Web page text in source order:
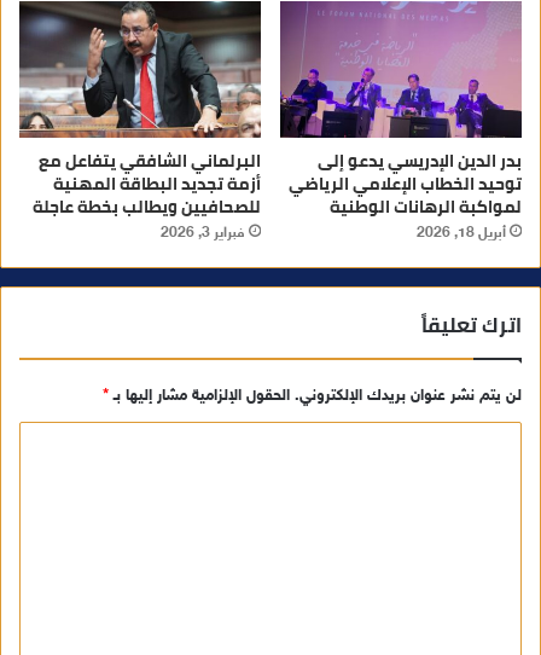
بدر الدين الإدريسي يدعو إلى
توحيد الخطاب الإعلامي الرياضي
لمواكبة الرهانات الوطنية
أبريل 18, 2026
البرلماني الشافقي يتفاعل مع
أزمة تجديد البطاقة المهنية
للصحافيين ويطالب بخطة عاجلة
فبراير 3, 2026
اترك تعليقاً
لن يتم نشر عنوان بريدك الإلكتروني. الحقول الإلزامية مشار إليها بـ*